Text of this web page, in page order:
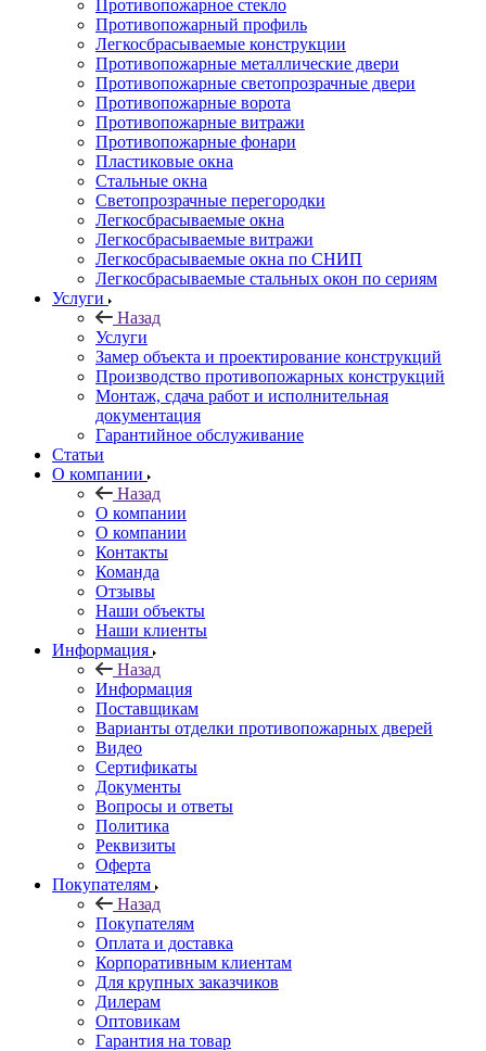
Противопожарное стекло
Противопожарный профиль
Легкосбрасываемые конструкции
Противопожарные металлические двери
Противопожарные светопрозрачные двери
Противопожарные ворота
Противопожарные витражи
Противопожарные фонари
Пластиковые окна
Стальные окна
Светопрозрачные перегородки
Легкосбрасываемые окна
Легкосбрасываемые витражи
Легкосбрасываемые окна по СНИП
Легкосбрасываемые стальных окон по сериям
Услуги
Назад
Услуги
Замер объекта и проектирование конструкций
Производство противопожарных конструкций
Монтаж, сдача работ и исполнительная
документация
Гарантийное обслуживание
Статьи
О компании
Назад
О компании
О компании
Контакты
Команда
Отзывы
Наши объекты
Наши клиенты
Информация
Назад
Информация
Поставщикам
Варианты отделки противопожарных дверей
Видео
Сертификаты
Документы
Вопросы и ответы
Политика
Реквизиты
Оферта
Покупателям
Назад
Покупателям
Оплата и доставка
Корпоративным клиентам
Для крупных заказчиков
Дилерам
Оптовикам
Гарантия на товар